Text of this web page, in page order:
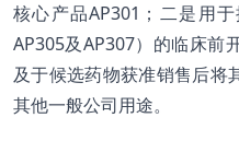
核心产品AP301；二是用
AP305及AP307）的临床前
及于候选药物获准销售后将
其他一般公司用途。